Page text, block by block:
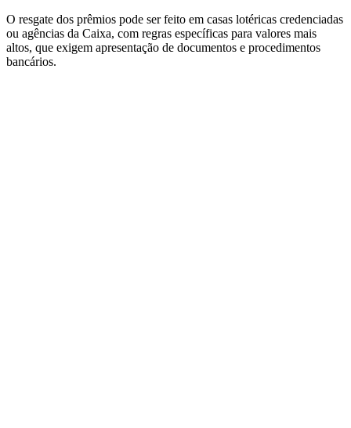
O resgate dos prêmios pode ser feito em casas lotéricas credenciadas
ou agências da Caixa, com regras específicas para valores mais
altos, que exigem apresentação de documentos e procedimentos
bancários.